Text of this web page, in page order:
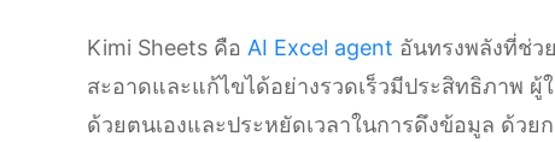
Kimi Sheets คือ AI Excel agent อันทรงพลังที่ช่ว
สะอาดและแก้ไขได้อย่างรวดเร็วมีประสิทธิภาพ
ด้วยตนเองและประหยัดเวลาในการดึงข้อมูล ด้ว